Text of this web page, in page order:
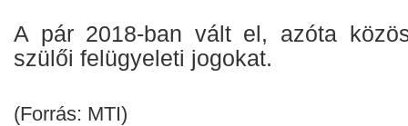
A pár 2018-ban vált el, azóta
szülői felügyeleti jogokat.
(Forrás: MTI)